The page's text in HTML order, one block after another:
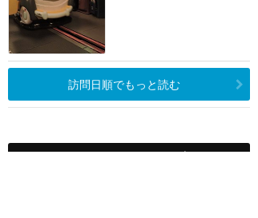
訪問日順でもっと読む
カリフォルニア・ディズニー